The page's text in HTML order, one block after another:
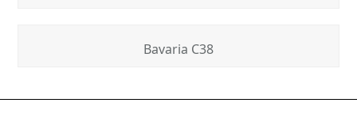
Bavaria C38